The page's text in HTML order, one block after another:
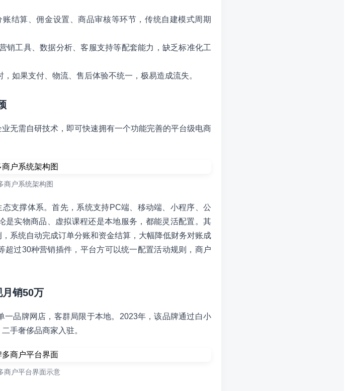
结算、佣金设置、商品审核等环节，传统自建模式周期
销工具、数据分析、客服支持等配套能力，缺乏标准化工
如果支付、物流、售后体验不统一，极易造成流失。
无需自研技术，即可快速拥有一个功能完善的平台级电商
商户系统架构图
支撑体系。首先，系统支持PC端、移动端、小程序、公
实物商品、虚拟课程还是本地服务，都能灵活配置。其
系统自动完成订单分账和资金结算，大幅降低财务对账成
过30种营销插件，平台方可以统一配置活动规则，商户
销50万
品牌网店，客群局限于本地。2023年，该品牌通过白小
手奢侈品商家入驻。
商户平台界面示意